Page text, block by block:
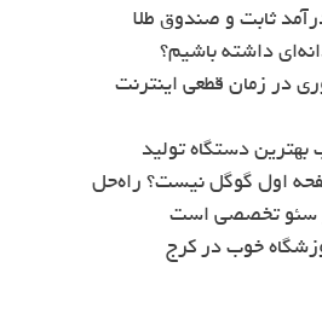
ثابت و صندوق طلا
داشته باشیم؟
در زمان قطعی اینترنت
بهترین دستگاه تولید
اول گوگل نیست؟ راه‌حل
سئو تخصصی است
خوب در کرج